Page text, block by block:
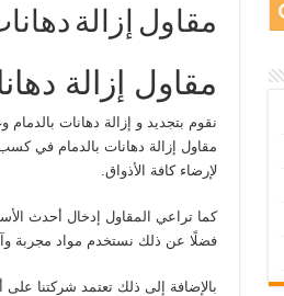
مقاول إزالة دهانات
مقاول إزالة
نقوم بتجديد و إزالة دهانات
مقاول إزالة دهانات بالدمام في
لإرضاء كافة الأذواق.
كما تراعي المقاول إدخال أحدث
فضلًا عن ذلك نستخدم مواد مجربة
بالإضافة إلى ذلك تعتمد شركتنا